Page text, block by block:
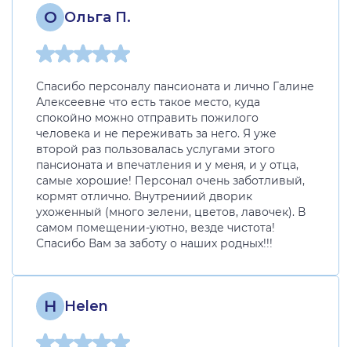
О Ольга П.
Спасибо персоналу пансионата и лично Галине
Алексеевне что есть такое место, куда
спокойно можно отправить пожилого
человека и не переживать за него. Я уже
второй раз пользовалась услугами этого
пансионата и впечатления и у меня, и у отца,
самые хорошие! Персонал очень заботливый,
кормят отлично. Внутрениий дворик
ухоженный (много зелени, цветов, лавочек). В
самом помещении-уютно, везде чистота!
Спасибо Вам за заботу о наших родных!!!
H Helen